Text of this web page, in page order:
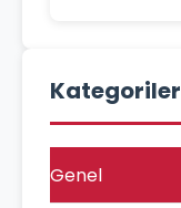
Kategoriler
Genel